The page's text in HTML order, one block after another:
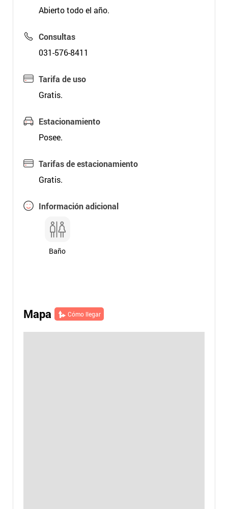
Abierto todo el año.
Consultas
031-576-8411
Tarifa de uso
Gratis.
Estacionamiento
Posee.
Tarifas de estacionamiento
Gratis.
Información adicional
Baño
Mapa Cómo llegar